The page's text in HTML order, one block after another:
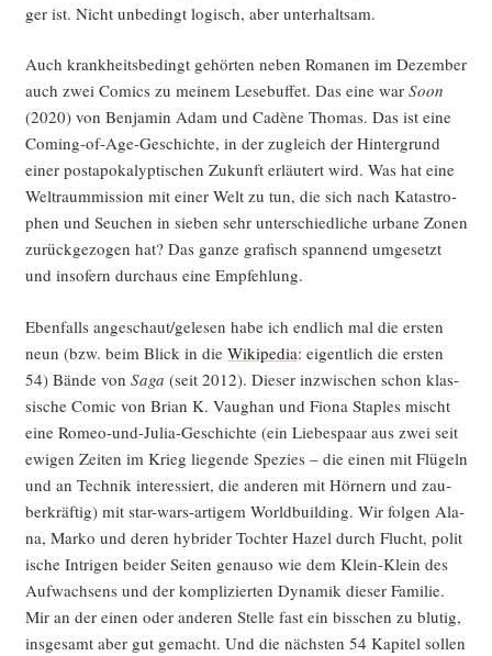
ger ist. Nicht unbe­dingt logisch, aber unterhaltsam.
Auch krank­heits­be­dingt gehör­ten neben Roma­nen im Dezem­ber
auch zwei Comics zu mei­nem Lese­buf­fet. Das eine war Soon
(2020) von Ben­ja­min Adam und Cadè­ne Tho­mas. Das ist eine
Coming-of-Age-Geschich­te, in der zugleich der Hin­ter­grund
einer post­apo­ka­lyp­ti­schen Zukunft erläu­tert wird. Was hat eine
Welt­raum­mis­si­on mit einer Welt zu tun, die sich nach Kata­stro­
phen und Seu­chen in sie­ben sehr unter­schied­li­che urba­ne Zonen
zurück­ge­zo­gen hat? Das gan­ze gra­fisch span­nend umge­setzt
und inso­fern durch­aus eine Empfehlung.
Eben­falls angeschaut/gelesen habe ich end­lich mal die ers­ten
neun (bzw. beim Blick in die Wiki­pe­dia: eigent­lich die ers­ten
54) Bän­de von Saga (seit 2012). Die­ser inzwi­schen schon klas­
si­sche Comic von Bri­an K. Vaug­han und Fio­na Stap­les mischt
eine Romeo-und-Julia-Geschich­te (ein Lie­bes­paar aus zwei seit
ewi­gen Zei­ten im Krieg lie­gen­de Spe­zi­es – die einen mit Flü­geln
und an Tech­nik inter­es­siert, die ande­ren mit Hör­nern und zau­
ber­kräf­tig) mit star-wars-arti­gem World­buil­ding. Wir fol­gen Ala­
na, Mar­ko und deren hybri­der Toch­ter Hazel durch Flucht, poli­t
i­sche Intri­gen bei­der Sei­ten genau­so wie dem Klein-Klein des
Auf­wach­sens und der kom­pli­zier­ten Dyna­mik die­ser Fami­lie.
Mir an der einen oder ande­ren Stel­le fast ein biss­chen zu blu­tig,
ins­ge­samt aber gut gemacht. Und die nächs­ten 54 Kapi­tel sol­len